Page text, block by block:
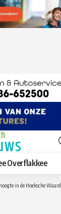
Overflakkee
in de Hoeksche Waard